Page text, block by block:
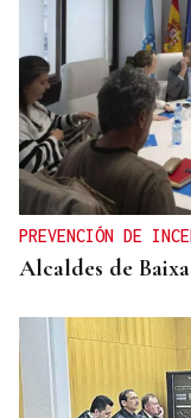
PREVENCIÓN DE
Alcaldes de